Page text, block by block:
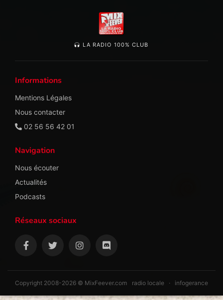
LA RADIO 100% CLUB
Informations
Mentions Légales
Nous contacter
02 56 56 42 01
Navigation
Nous écouter
Actualités
Podcasts
Réseaux sociaux
Copyright 2008-2026 © MixFeever.com radio locale · infogerance